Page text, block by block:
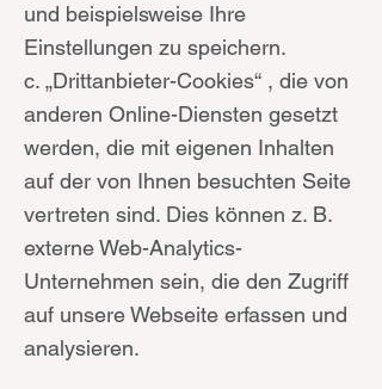
und beispielsweise Ihre
Einstellungen zu speichern.
c. „Drittanbieter-Cookies“ , die von
anderen Online-Diensten gesetzt
werden, die mit eigenen Inhalten
auf der von Ihnen besuchten Seite
vertreten sind. Dies können z. B.
externe Web-Analytics-
Unternehmen sein, die den Zugriff
auf unsere Webseite erfassen und
analysieren.